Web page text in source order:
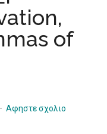
of
Αφηστε σχολιο